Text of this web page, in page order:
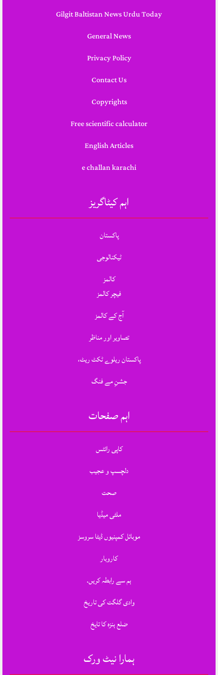
Gilgit Baltistan News Urdu Today
General News
Privacy Policy
Contact Us
Copyrights
Free scientific calculator
English Articles
e challan karachi
اہم کیٹاگریز
پاکستان
ٹیکنالوجی
کالمز
فیچر کالمز
آج کے کالمز
تصاویر اور مناظر
پاکستان ریلوے ٹکٹ ریٹ،
جشنِ مے فنگ
اہم صفحات
کاپی رائٹس
دلچسپ و عجیب
صحت
ملٹی میڈیا
موبائل کمپنیوں ڈیٹا سروسز
کاروبار
ہم سے رابطہ کریں.
وادی گلگت کی تاریخ
ضلع ہنزہ کا تایخ
ہمارا نیٹ ورک